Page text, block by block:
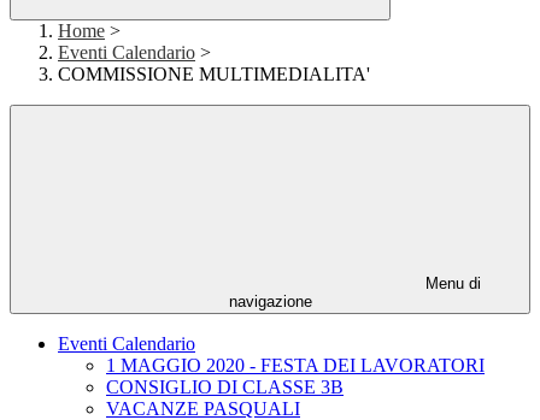
Home >
Eventi Calendario >
COMMISSIONE MULTIMEDIALITA'
Menu di
navigazione
Eventi Calendario
1 MAGGIO 2020 - FESTA DEI LAVORATORI
CONSIGLIO DI CLASSE 3B
VACANZE PASQUALI